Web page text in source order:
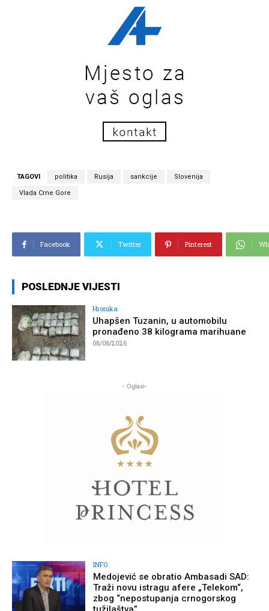
TAGOVI politika Rusija sankcije Slovenija
Vlada Crne Gore
Facebook Twitter Pinterest
POSLEDNJE VIJESTI
Hronika
Uhapšen Tuzanin, u automobilu
pronađeno 38 kilograma marihuane
08/08/2026
- Oglasi-
INFO
Medojević se obratio Ambasadi SAD:
Traži novu istragu afere „Telekom“,
zbog “nepostupanja crnogorskog